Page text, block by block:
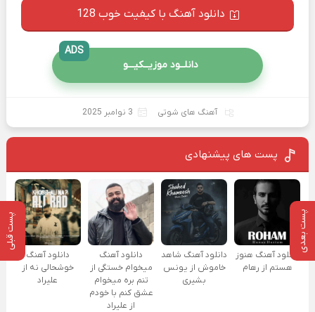
پست بعدی پست قبلی
دانلود آهنگ با کیفیت خوب 128
دانلــود موزیــکیـــو
ADS
آهنگ های شوتی 3 نوامبر 2025
پست های پیشنهادی
دانلود آهنگ هنوز
هستم از رهام
دانلود آهنگ شاهد
خاموش از یونس
بشیری
دانلود آهنگ
میخوام خستگی از
تنم بره میخوام
عشق کنم با خودم
از علیراد
دانلود آهنگ
خوشحالی نه از
علیراد